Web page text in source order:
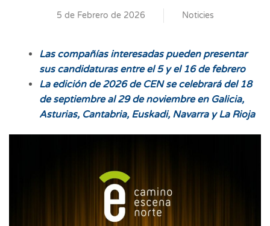
5 de Febrero de 2026 Noticies
Las compañías interesadas pueden presentar
sus candidaturas entre el 5 y el 16 de febrero
La edición de 2026 de CEN se celebrará del 18
de septiembre al 29 de noviembre en Galicia,
Asturias, Cantabria, Euskadi, Navarra y La Rioja